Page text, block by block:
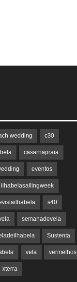
wedding c30
casarnapraia
eventos
ilhabelasailingweek
s40
semanadevela
Sustenta
vela vermelhos
xterra